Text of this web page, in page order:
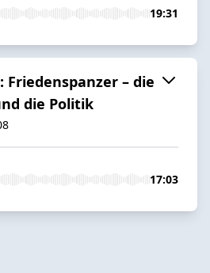
19:31
Friedenspanzer – die
die Politik
17:03